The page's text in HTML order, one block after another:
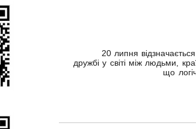
20 липня відзначається
дружбі у світі між людьми,
що